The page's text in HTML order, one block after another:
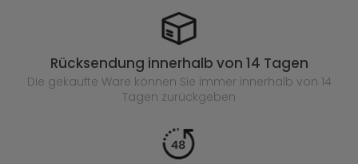
Rücksendung innerhalb von 14 Tagen
Die gekaufte Ware können Sie immer innerhalb von 14
Tagen zurückgeben